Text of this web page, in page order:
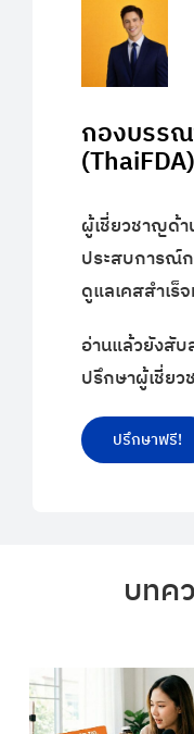
กองบรร
(ThaiFDA)
ผู้เชี่ยวชาญด้า
ประสบการณ์
ดูแลเคสสำเร็
อ่านแล้วยังสับ
ปรึกษาผู้เชี่ย
ปรึกษาฟรี!
บทค